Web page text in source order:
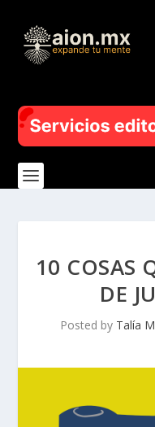
10 COSAS
DE
Posted by Talía